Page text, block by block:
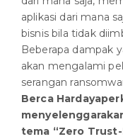
aplikasi dari mana
bisnis bila tidak
Beberapa dampak
akan mengalami
serangan
Berca
tema “Zero